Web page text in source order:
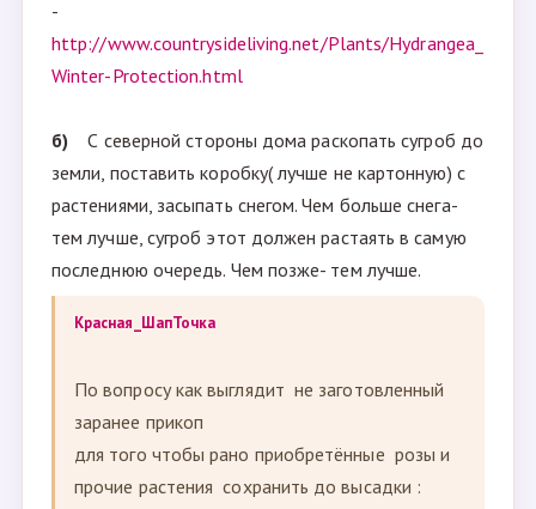
-
http://www.countrysideliving.net/Plants/Hydrangea_
Winter-Protection.html
б)
С северной стороны дома раскопать сугроб до
земли, поставить коробку( лучше не картонную) с
растениями, засыпать снегом. Чем больше снега-
тем лучше, сугроб этот должен растаять в самую
последнюю очередь. Чем позже- тем лучше.
Красная_ШапТочка
По вопросу как выглядит не заготовленный
заранее прикоп
для того чтобы рано приобретённые розы и
прочие растения сохранить до высадки :